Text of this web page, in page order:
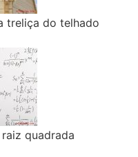
treliça do telhado
quadrada